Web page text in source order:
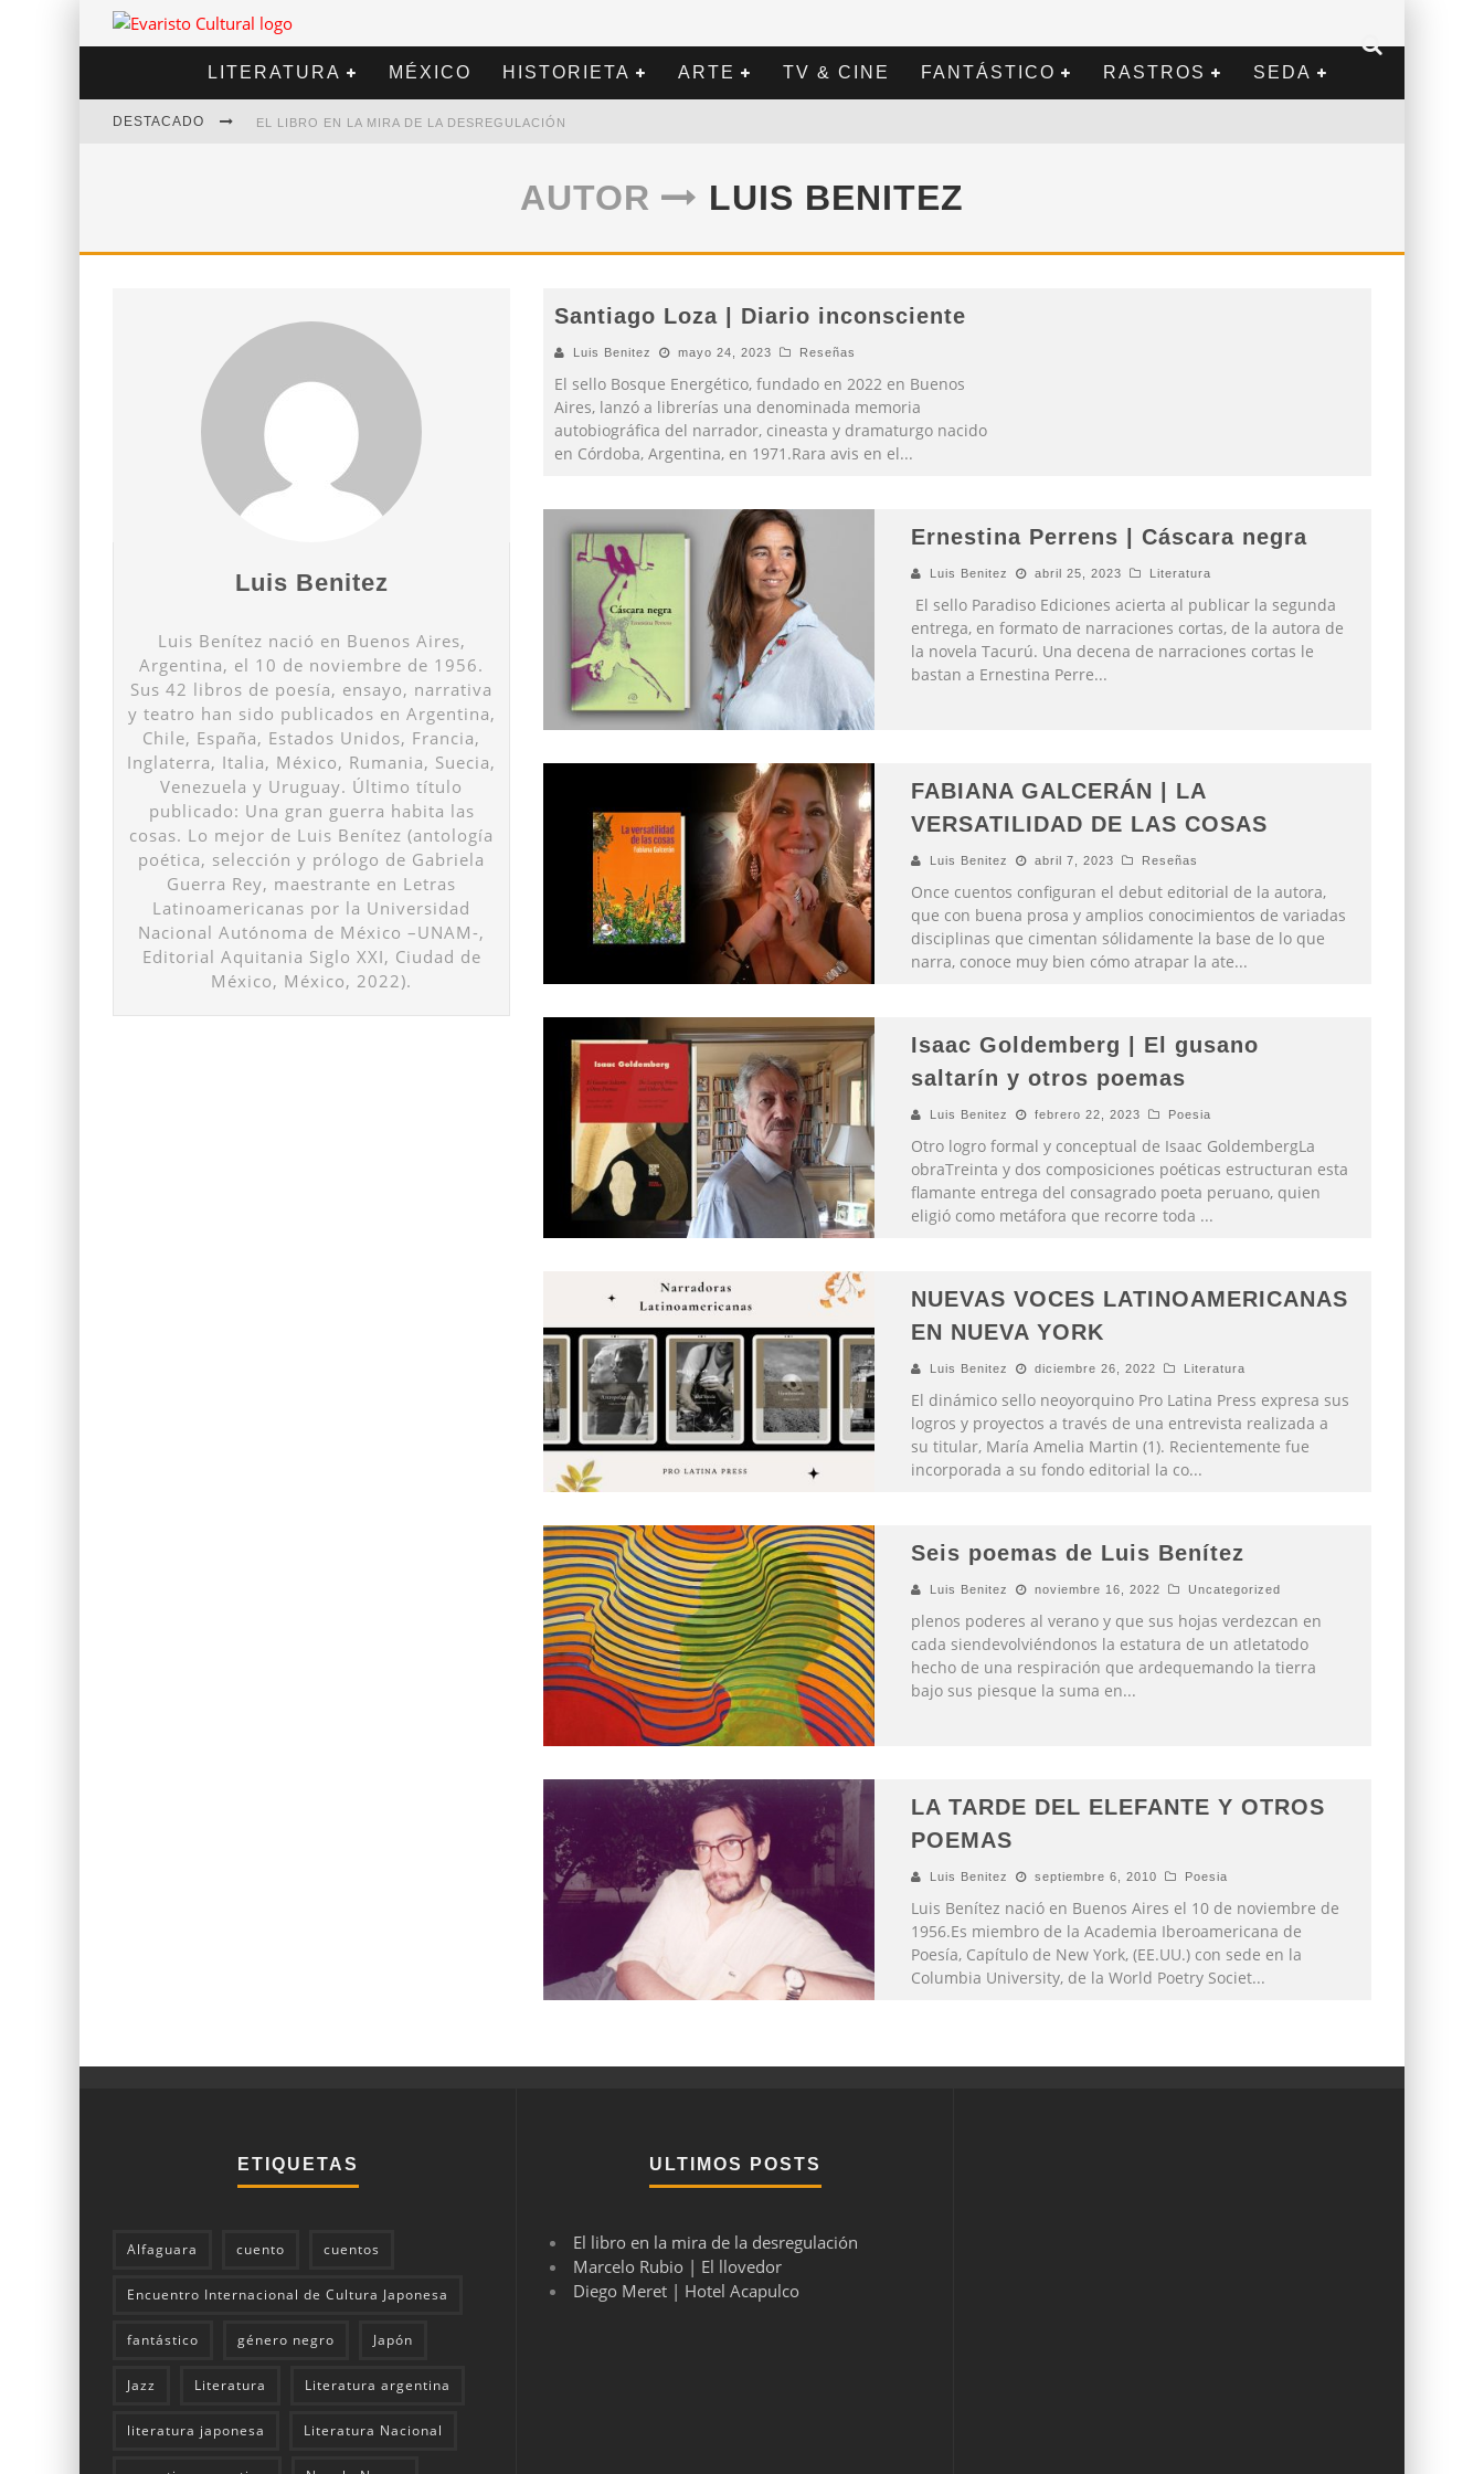
LITERATURA MÉXICO HISTORIETA ARTE TV & CINE FANTÁSTICO RASTROS SEDA
DESTACADO EL LIBRO EN LA MIRA DE LA DESREGULACIÓN
ALEJANDRA CORREA | LA NIEVE
AUTOR LUIS BENITEZ
Luis Benitez
Luis Benítez nació en Buenos Aires,
Argentina, el 10 de noviembre de 1956.
Sus 42 libros de poesía, ensayo, narrativa
y teatro han sido publicados en Argentina,
Chile, España, Estados Unidos, Francia,
Inglaterra, Italia, México, Rumania, Suecia,
Venezuela y Uruguay. Último título
publicado: Una gran guerra habita las
cosas. Lo mejor de Luis Benítez (antología
poética, selección y prólogo de Gabriela
Guerra Rey, maestrante en Letras
Latinoamericanas por la Universidad
Nacional Autónoma de México –UNAM-,
Editorial Aquitania Siglo XXI, Ciudad de
México, México, 2022).
Santiago Loza | Diario inconsciente
Luis Benitez mayo 24, 2023 Reseñas
El sello Bosque Energético, fundado en 2022 en Buenos
Aires, lanzó a librerías una denominada memoria
autobiográfica del narrador, cineasta y dramaturgo nacido
en Córdoba, Argentina, en 1971.Rara avis en el...
Ernestina Perrens | Cáscara negra
Luis Benitez abril 25, 2023 Literatura
El sello Paradiso Ediciones acierta al publicar la segunda
entrega, en formato de narraciones cortas, de la autora de
la novela Tacurú. Una decena de narraciones cortas le
bastan a Ernestina Perre...
FABIANA GALCERÁN | LA
VERSATILIDAD DE LAS COSAS
Luis Benitez abril 7, 2023 Reseñas
Once cuentos configuran el debut editorial de la autora,
que con buena prosa y amplios conocimientos de variadas
disciplinas que cimentan sólidamente la base de lo que
narra, conoce muy bien cómo atrapar la ate...
Isaac Goldemberg | El gusano
saltarín y otros poemas
Luis Benitez febrero 22, 2023 Poesia
Otro logro formal y conceptual de Isaac GoldembergLa
obraTreinta y dos composiciones poéticas estructuran esta
flamante entrega del consagrado poeta peruano, quien
eligió como metáfora que recorre toda ...
NUEVAS VOCES LATINOAMERICANAS
EN NUEVA YORK
Luis Benitez diciembre 26, 2022 Literatura
El dinámico sello neoyorquino Pro Latina Press expresa sus
logros y proyectos a través de una entrevista realizada a
su titular, María Amelia Martin (1). Recientemente fue
incorporada a su fondo editorial la co...
Seis poemas de Luis Benítez
Luis Benitez noviembre 16, 2022 Uncategorized
plenos poderes al verano y que sus hojas verdezcan en
cada siendevolviéndonos la estatura de un atletatodo
hecho de una respiración que ardequemando la tierra
bajo sus piesque la suma en...
LA TARDE DEL ELEFANTE Y OTROS
POEMAS
Luis Benitez septiembre 6, 2010 Poesia
Luis Benítez nació en Buenos Aires el 10 de noviembre de
1956.Es miembro de la Academia Iberoamericana de
Poesía, Capítulo de New York, (EE.UU.) con sede en la
Columbia University, de la World Poetry Societ...
ETIQUETAS
Alfaguara cuento cuentos
Encuentro Internacional de Cultura Japonesa
fantástico género negro Japón
Jazz Literatura Literatura argentina
literatura japonesa Literatura Nacional
ULTIMOS POSTS
El libro en la mira de la desregulación
Marcelo Rubio | El llovedor
Diego Meret | Hotel Acapulco